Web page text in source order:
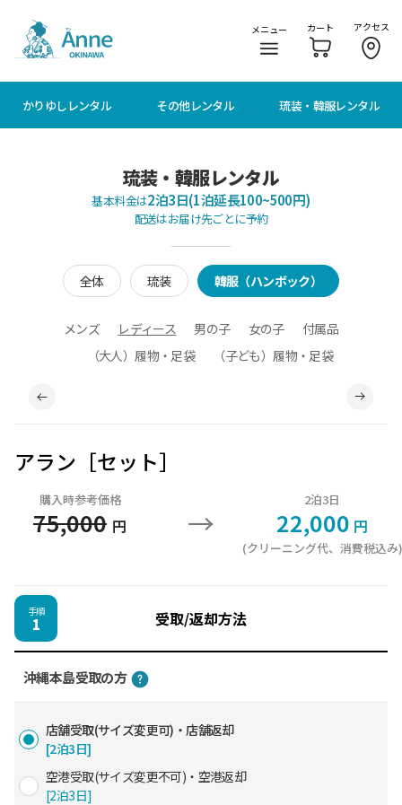
メニュー カート アクセス
かりゆしレンタル その他レンタル 琉装・韓服レンタル
琉装・韓服レンタル
基本料金は2泊3日(1泊延長100~500円)
配送はお届け先ごとに予約
全体 琉装 韓服（ハンボック）
メンズ レディース 男の子 女の子
付属品
（大人）履物・足袋
（子ども）履物・足袋
アラン［セット］
購入時参考価格
75,000 円 →
2泊3日
22,000 円
(クリーニング代、消費税込み)
手順
1 受取/返却方法
沖縄本島受取の方
店舗受取(サイズ変更可)・店舗返却
[2泊3日]
空港受取(サイズ変更不可)・空港返却
[2泊3日]